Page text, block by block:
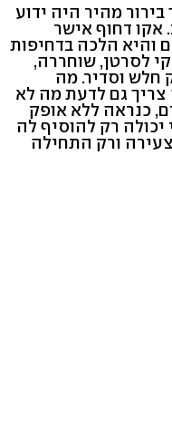
מהיר היה ידוע
אקו דחוף אישר
והיא הלכה בדחיפות
לסרטן, שוחררה,
לה דופק חלש וסדיר. מה
גם לדעת מה לא
כנראה ללא אופק
רק להוסיף לה
ורק התחילה